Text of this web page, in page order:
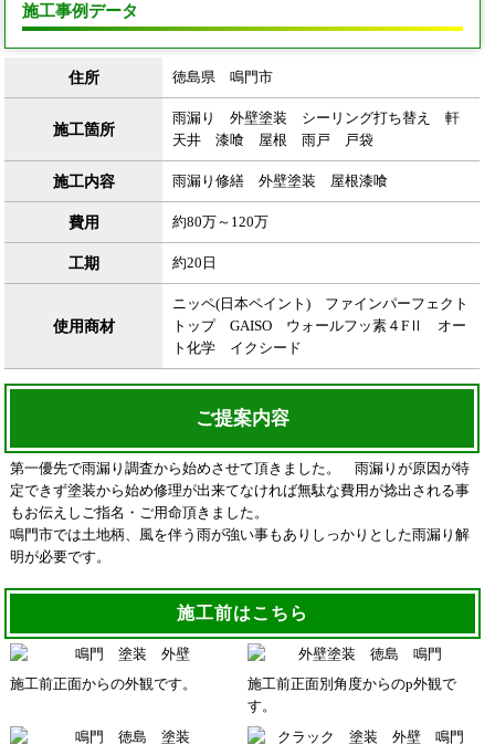
施工事例データ
住所 徳島県 鳴門市
施工箇所
雨漏り 外壁塗装 シーリング打ち替え 軒
天井 漆喰 屋根 雨戸 戸袋
施工内容 雨漏り修繕 外壁塗装 屋根漆喰
費用 約80万～120万
工期 約20日
使用商材
ニッペ(日本ペイント) ファインパーフェクト
トップ GAISO ウォールフッ素４FⅡ オー
ト化学 イクシード
ご提案内容
第一優先で雨漏り調査から始めさせて頂きました。 雨漏りが原因が特
定できず塗装から始め修理が出来てなければ無駄な費用が捻出される事
もお伝えしご指名・ご用命頂きました。
鳴門市では土地柄、風を伴う雨が強い事もありしっかりとした雨漏り解
明が必要です。
施工前はこちら
施工前正面からの外観です。
施工前正面別角度からのp外観で
す。